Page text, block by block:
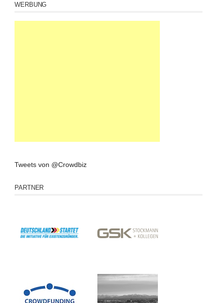
WERBUNG
Tweets von @Crowdbiz
PARTNER